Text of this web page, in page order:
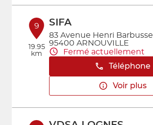
9
19.95
km
SIFA
83 Avenue Henri Barbusse
95400 ARNOUVILLE
Fermé actuellement
Téléphone
Voir plus